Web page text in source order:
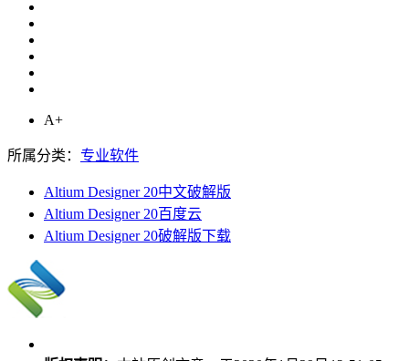
A+
所属分类： 专业软件
Altium Designer 20中文破解版
Altium Designer 20百度云
Altium Designer 20破解版下载